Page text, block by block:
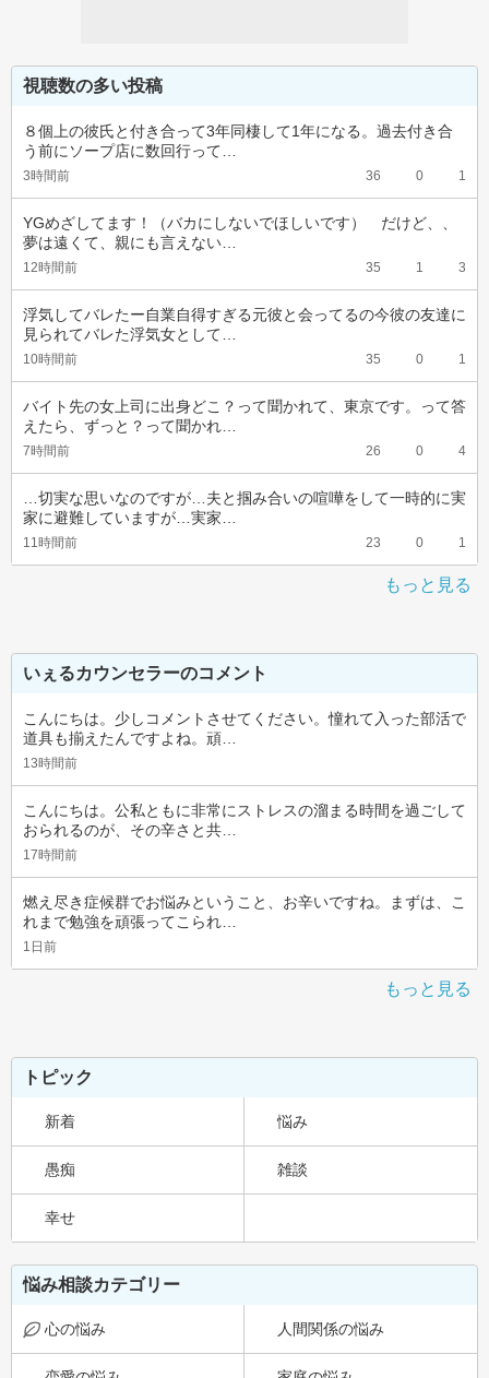
視聴数の多い投稿
８個上の彼氏と付き合って3年同棲して1年になる。過去付き合
う前にソープ店に数回行って…
3時間前 36 0 1
YGめざしてます！（バカにしないでほしいです）　だけど、、
夢は遠くて、親にも言えない…
12時間前 35 1 3
浮気してバレたー自業自得すぎる元彼と会ってるの今彼の友達に
見られてバレた浮気女として…
10時間前 35 0 1
バイト先の女上司に出身どこ？って聞かれて、東京です。って答
えたら、ずっと？って聞かれ…
7時間前 26 0 4
…切実な思いなのですが…夫と掴み合いの喧嘩をして一時的に実
家に避難していますが…実家…
11時間前 23 0 1
もっと見る
いぇるカウンセラーのコメント
こんにちは。少しコメントさせてください。憧れて入った部活で
道具も揃えたんですよね。頑…
13時間前
こんにちは。公私ともに非常にストレスの溜まる時間を過ごして
おられるのが、その辛さと共…
17時間前
燃え尽き症候群でお悩みということ、お辛いですね。まずは、こ
れまで勉強を頑張ってこられ…
1日前
もっと見る
トピック
新着 悩み
愚痴 雑談
幸せ
悩み相談カテゴリー
心の悩み 人間関係の悩み